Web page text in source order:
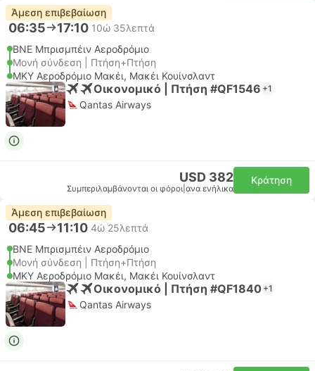
Άμεση επιβεβαίωση
06:35 17:10 10ώ 35λεπτά
BNE Μπρισμπέιν Αεροδρόμιο
Μονή σύνδεση | Πτήση+Πτήση
MKY Αεροδρόμιο Μακέι, Μακέι Κουίνσλαντ
Οικονομικό | Πτήση #QF1546 +1
Qantas Airways
USD 382
Συμπεριλαμβάνονται οι φόροι ανα ενήλικα
Κράτηση
Άμεση επιβεβαίωση
06:45 11:10 4ώ 25λεπτά
BNE Μπρισμπέιν Αεροδρόμιο
Μονή σύνδεση | Πτήση+Πτήση
MKY Αεροδρόμιο Μακέι, Μακέι Κουίνσλαντ
Οικονομικό | Πτήση #QF1840 +1
Qantas Airways